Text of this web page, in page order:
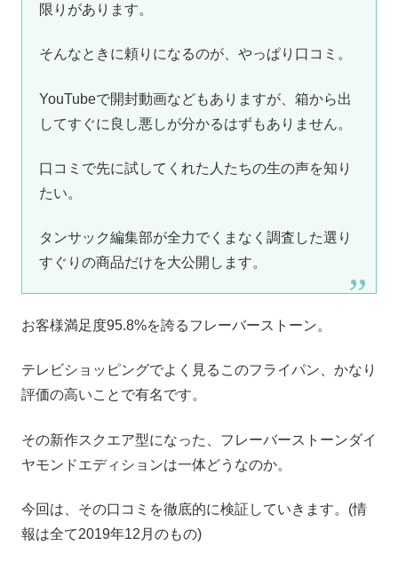
限りがあります。
そんなときに頼りになるのが、やっぱり口コミ。
YouTubeで開封動画などもありますが、箱から出
してすぐに良し悪しが分かるはずもありません。
口コミで先に試してくれた人たちの生の声を知り
たい。
タンサック編集部が全力でくまなく調査した選り
すぐりの商品だけを大公開します。
お客様満足度95.8%を誇るフレーバーストーン。
テレビショッピングでよく見るこのフライパン、かなり
評価の高いことで有名です。
その新作スクエア型になった、フレーバーストーンダイ
ヤモンドエディションは一体どうなのか。
今回は、その口コミを徹底的に検証していきます。(情
報は全て2019年12月のもの)